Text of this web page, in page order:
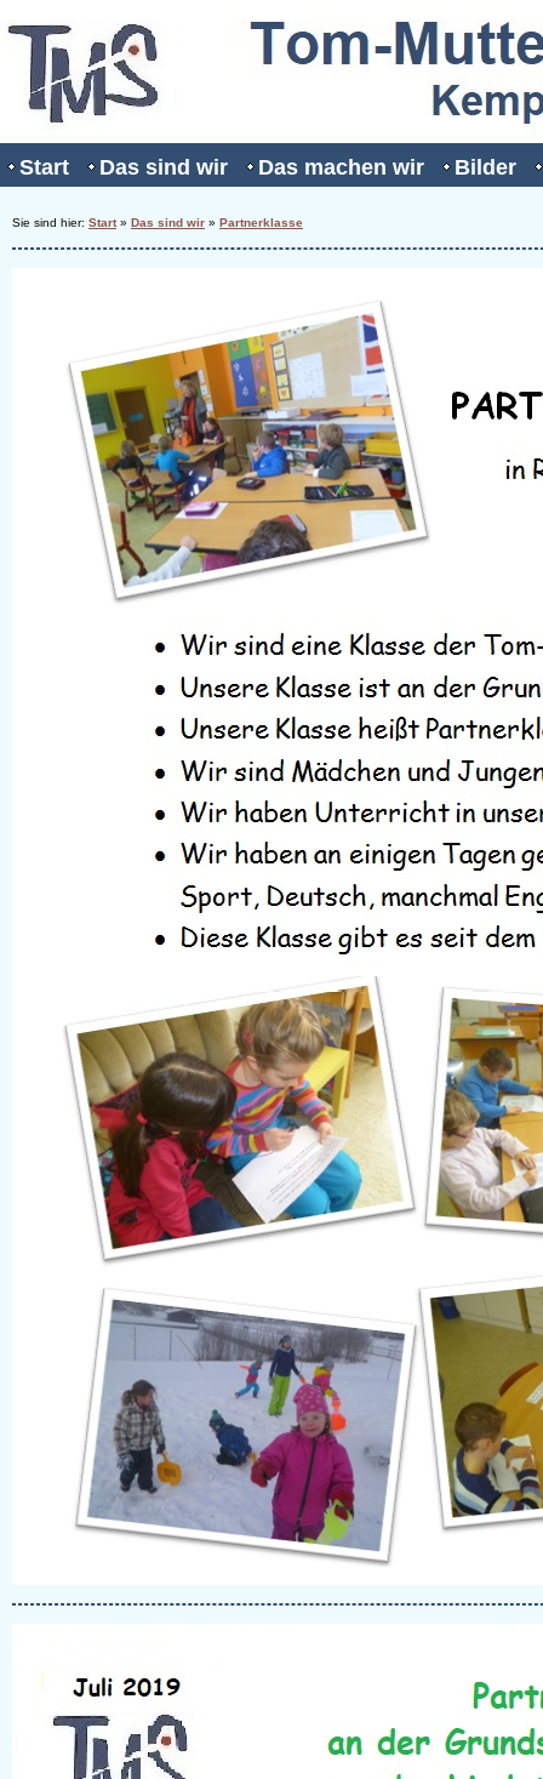
Start Das sind wir Das machen wir Bilder
Sie sind hier: Start» Das sind wir » Partnerklasse